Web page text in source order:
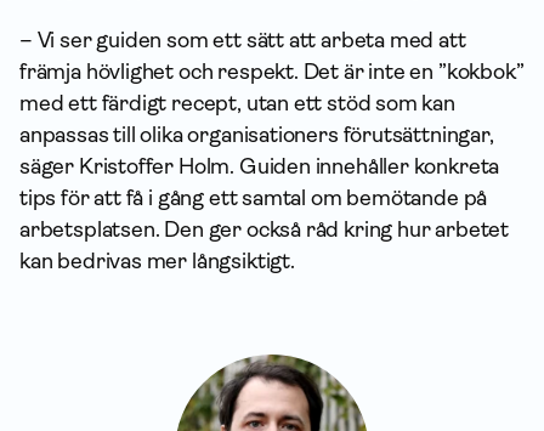
– Vi ser guiden som ett sätt att arbeta med att
främja hövlighet och respekt. Det är inte en ”kokbok”
med ett färdigt recept, utan ett stöd som kan
anpassas till olika organisationers förutsättningar,
säger Kristoffer Holm. Guiden innehåller konkreta
tips för att få i gång ett samtal om bemötande på
arbetsplatsen. Den ger också råd kring hur arbetet
kan bedrivas mer långsiktigt.